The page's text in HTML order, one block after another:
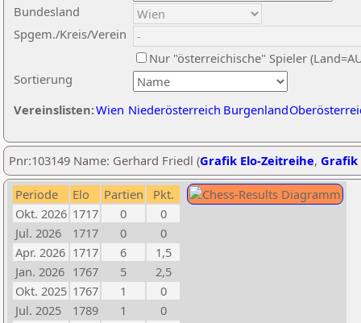
Sortierung
Bundesland
Spgem./Kreis/Verein
Nur "österreichische" Spieler
Vereinslisten:Wien Niederösterreich Burgenland
Pnr:103149 Name: Gerhard Friedl (Grafik Elo-Zeitreihe, Grafik
Periode Elo Partien
Pkt.
Okt. 2026 1717 0
0
Jul. 2026
1717 0
0
Apr. 2026 1717 6
1,5
Jan. 2026 1767 5
2,5
Okt. 2025 1767 1
0
Jul. 2025
1789 1
0